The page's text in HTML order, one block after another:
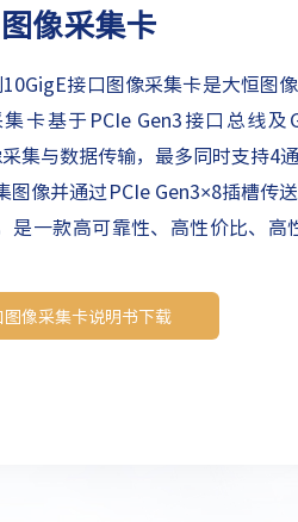
像采集卡
接口图像采集卡是大恒图
卡基于PCIe Gen3接口总线及
集与数据传输，最多同时支持4
图像并通过PCIe Gen3×8插槽传
是一款高可靠性、高性价比、高
像采集卡说明书下载